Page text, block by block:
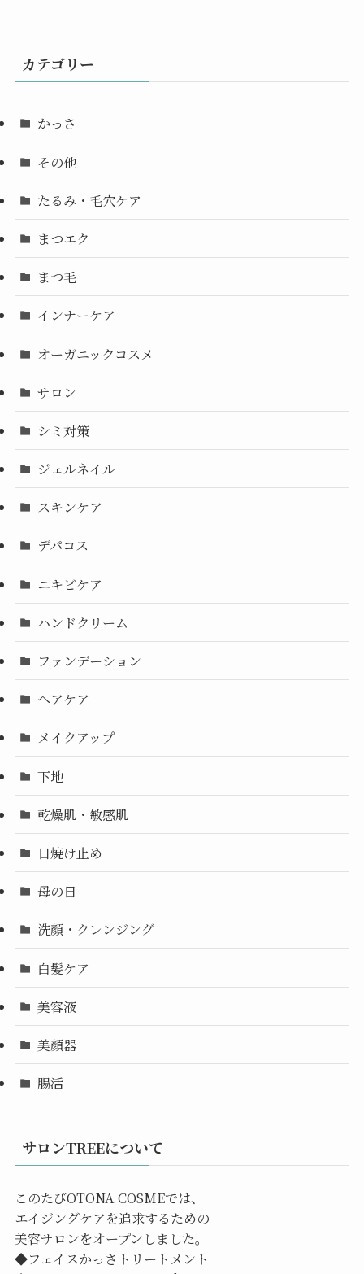
カテゴリー
かっさ
その他
たるみ・毛穴ケア
まつエク
まつ毛
インナーケア
オーガニックコスメ
サロン
シミ対策
ジェルネイル
スキンケア
デパコス
ニキビケア
ハンドクリーム
ファンデーション
ヘアケア
メイクアップ
下地
乾燥肌・敏感肌
日焼け止め
母の日
洗顔・クレンジング
白髪ケア
美容液
美顔器
腸活
サロンTREEについて
このたびOTONA COSMEでは、
エイジングケアを追求するための
美容サロンをオープンしました。
◆フェイスかっさトリートメント